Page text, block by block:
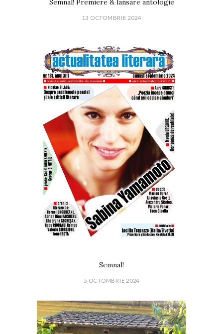
Semnal! Premiere & lansare antologie
13 OCTOMBRIE 2024
Semnal!
5 OCTOMBRIE 2024